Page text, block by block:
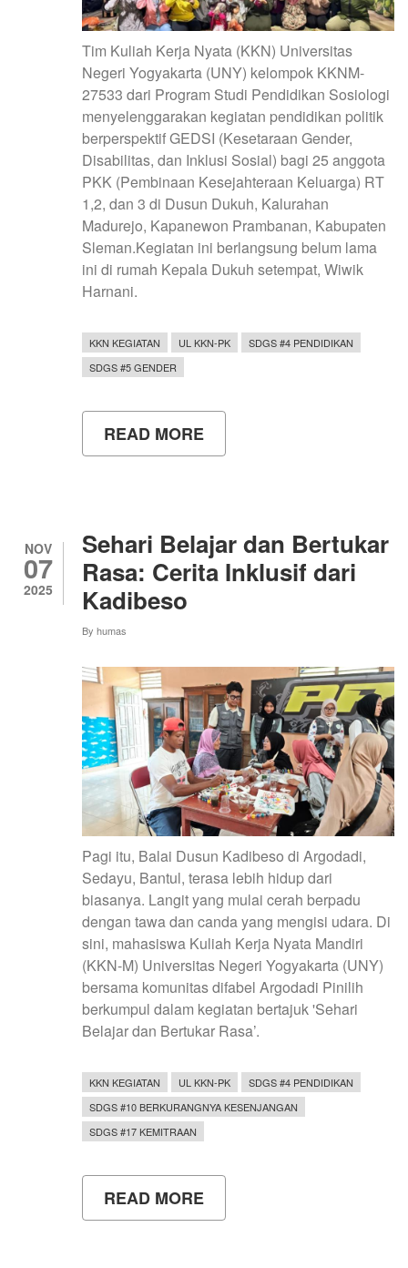
Tim Kuliah Kerja Nyata (KKN) Universitas
Negeri Yogyakarta (UNY) kelompok KKNM-
27533 dari Program Studi Pendidikan Sosiologi
menyelenggarakan kegiatan pendidikan politik
berperspektif GEDSI (Kesetaraan Gender,
Disabilitas, dan Inklusi Sosial) bagi 25 anggota
PKK (Pembinaan Kesejahteraan Keluarga) RT
1,2, dan 3 di Dusun Dukuh, Kalurahan
Madurejo, Kapanewon Prambanan, Kabupaten
Sleman.Kegiatan ini berlangsung belum lama
ini di rumah Kepala Dukuh setempat, Wiwik
Harnani.
KKN KEGIATAN UL KKN-PK
SDGS #4 PENDIDIKAN
SDGS #5 GENDER
READ MORE
MAHASISWA
IBU
PKK
UJUNG
TOMBAK
SLEMAN
NOV
07
2025
Sehari Belajar dan Bertukar
Rasa: Cerita Inklusif dari
Kadibeso
By humas
Pagi itu, Balai Dusun Kadibeso di Argodadi,
Sedayu, Bantul, terasa lebih hidup dari
biasanya. Langit yang mulai cerah berpadu
dengan tawa dan canda yang mengisi udara. Di
sini, mahasiswa Kuliah Kerja Nyata Mandiri
(KKN-M) Universitas Negeri Yogyakarta (UNY)
bersama komunitas difabel Argodadi Pinilih
berkumpul dalam kegiatan bertajuk 'Sehari
Belajar dan Bertukar Rasa’.
KKN KEGIATAN UL KKN-PK
SDGS #4 PENDIDIKAN
SDGS #10 BERKURANGNYA KESENJANGAN
SDGS #17 KEMITRAAN
READ MORE
SEHARI